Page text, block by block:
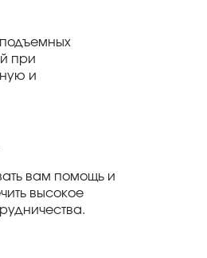
подъемных
при
и
вам помощь и
высокое